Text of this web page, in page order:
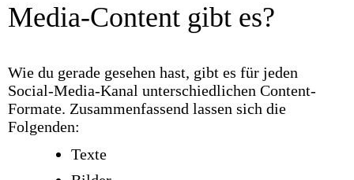
Media-Content gibt es?
Wie du gerade gesehen hast, gibt es für jeden
Social-Media-Kanal unterschiedlichen Content-
Formate. Zusammenfassend lassen sich die
Folgenden:
Texte